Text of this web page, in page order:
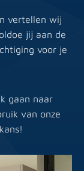
vertellen wij
jij aan de
voor je
gaan naar
van onze